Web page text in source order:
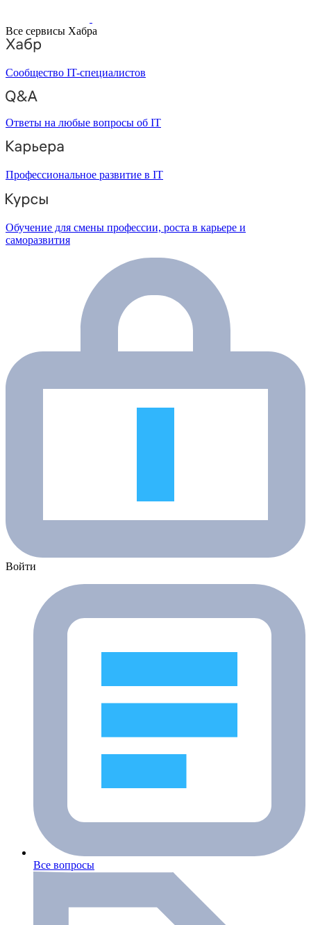
Все сервисы Хабра
Сообщество IT-специалистов
Ответы на любые вопросы об IT
Профессиональное развитие в IT
Обучение для смены профессии, роста в карьере и
саморазвития
Войти
Все вопросы